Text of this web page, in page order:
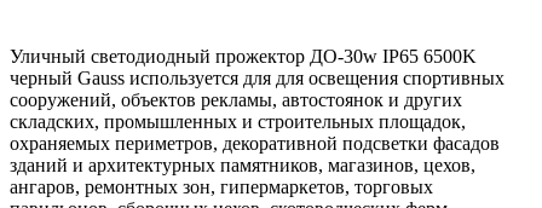
Уличный светодиодный прожектор ДО-30w IP65 6500K
черный Gauss используется для для освещения спортивных
сооружений, объектов рекламы, автостоянок и других
складских, промышленных и строительных площадок,
охраняемых периметров, декоративной подсветки фасадов
зданий и архитектурных памятников, магазинов, цехов,
ангаров, ремонтных зон, гипермаркетов, торговых